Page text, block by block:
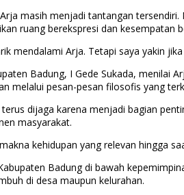
masih menjadi tantangan
ruang berekspresi dan kesempatan
mendalami Arja. Tetapi saya yakin
Badung, I Gede Sukada, menilai
melalui pesan-pesan filosofis yang
dijaga karena menjadi bagian
masyarakat.
kehidupan yang relevan hingga
Badung di bawah
di desa maupun kelurahan.